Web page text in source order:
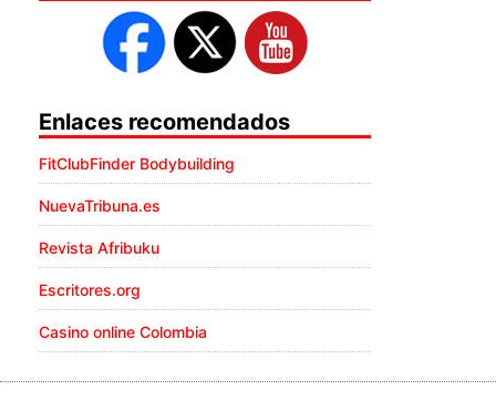
Enlaces recomendados
FitClubFinder Bodybuilding
NuevaTribuna.es
Revista Afribuku
Escritores.org
Casino online Colombia